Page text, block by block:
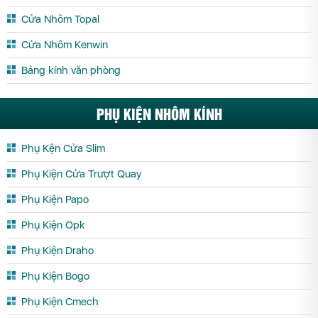
Cửa Nhôm Hệ Slim Vĩnh Long Cửa Nhôm Hệ Slim Vĩnh Phúc
Cửa Nhôm Hệ Slim Yên Bái
Cửa Nhôm Topal
Cửa Nhôm Kenwin
Bảng kính văn phòng
PHỤ KIỆN NHÔM KÍNH
Phụ Kện Cửa Slim
Phụ Kiện Cửa Trượt Quay
Phụ Kiện Papo
Phụ Kiện Opk
Phụ Kiện Draho
Phụ Kiện Bogo
Phụ Kiện Cmech